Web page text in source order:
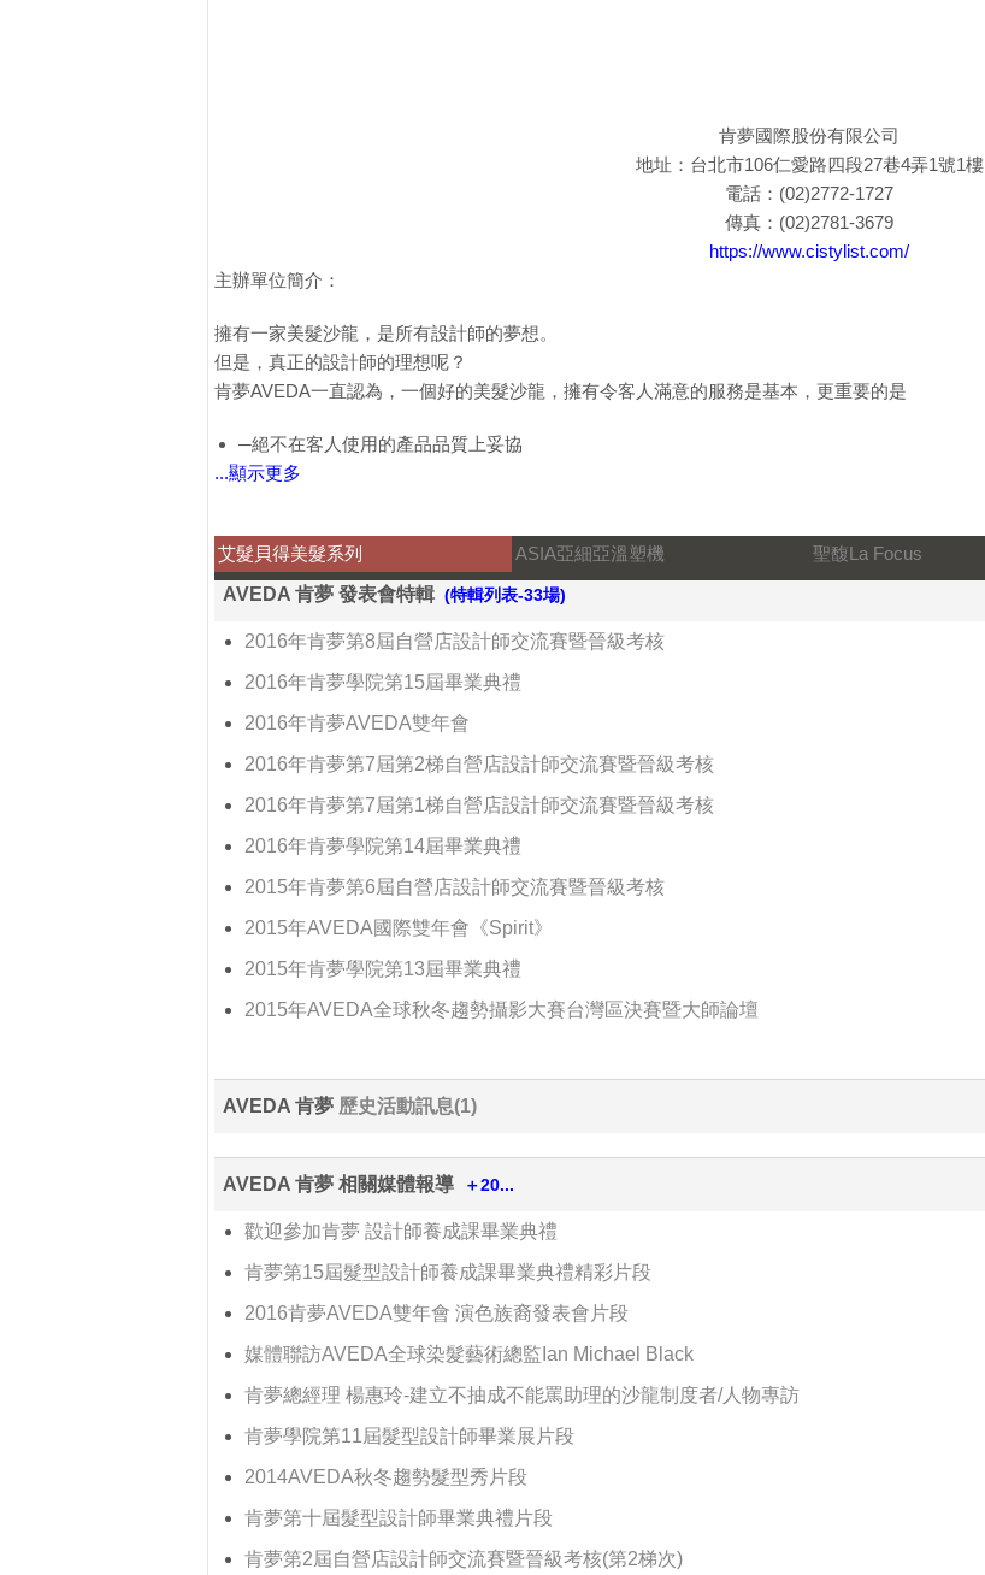
肯夢國際股份有限公司
地址：台北市106仁愛路四段27巷4弄1號1樓
電話：(02)2772-1727
傳真：(02)2781-3679
https://www.cistylist.com/
主辦單位簡介：
擁有一家美髮沙龍，是所有設計師的夢想。
但是，真正的設計師的理想呢？
肯夢AVEDA一直認為，一個好的美髮沙龍，擁有令客人滿意的服務是基本，更重要的是
─絕不在客人使用的產品品質上妥協
...顯示更多
艾髮貝得美髮系列 ASIA亞細亞溫塑機
AVEDA 肯夢 發表會特輯(特輯列表-33場)
2016年肯夢第8屆自營店設計師交流賽暨晉級考核
2016年肯夢學院第15屆畢業典禮
2016年肯夢AVEDA雙年會
2016年肯夢第7屆第2梯自營店設計師交流賽暨晉級考核
2016年肯夢學院第14屆畢業典禮
2015年AVEDA國際雙年會《Spirit》
AVEDA 肯夢歷史活動訊息(1)
AVEDA 肯夢 相關媒體報導＋20...
歡迎參加肯夢 設計師養成課畢業典禮
肯夢第15屆髮型設計師養成課畢業典禮精彩片段
2016肯夢AVEDA雙年會 演色族裔發表會片段